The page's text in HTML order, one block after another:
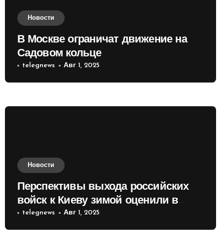
Новости
В Москве ограничат движение на
Садовом кольце
telegnews Авг 1, 2025
Новости
Перспективы выхода российских
войск к Киеву зимой оценили в
России
telegnews Авг 1, 2025